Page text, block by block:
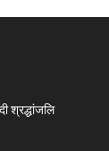
श्रद्धांजलि